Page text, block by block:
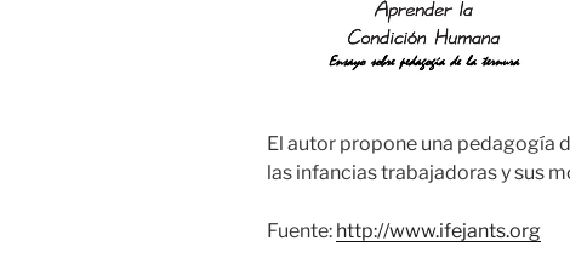
El autor propone una pedagogía
las infancias trabajadoras y sus
Fuente: http://www.ifejants.org